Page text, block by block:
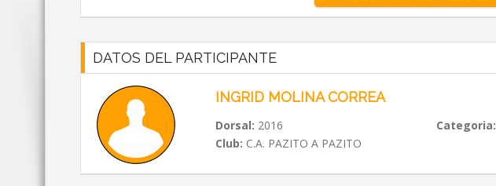
DATOS DEL PARTICIPANTE
INGRID MOLINA CORREA
Dorsal: 2016 Categoria:
Club: C.A. PAZITO A PAZITO